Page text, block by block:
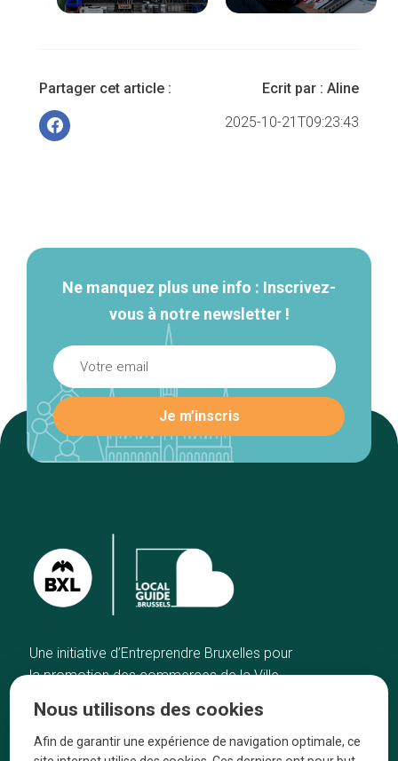
Partager cet article : Ecrit par : Aline
2025-10-21T09:23:43
Ne manquez plus une info : Inscrivez-
vous à notre newsletter !
Une initiative d’Entreprendre Bruxelles pour
la promotion des commerces de la Ville
Accueil
Bonnes adresses
Artisans
A propos
Nous utilisons des cookies
Afin de garantir une expérience de navigation optimale, ce